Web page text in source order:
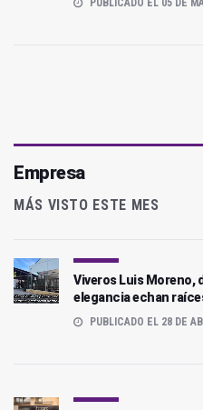
Empresa
MÁS VISTO ESTE MES
Viveros Luis Moreno,
elegancia echan
PUBLICADO EL 28 DE